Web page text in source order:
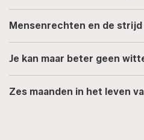
Mensenrechten en de
Je kan maar beter geen
Zes maanden in het leven